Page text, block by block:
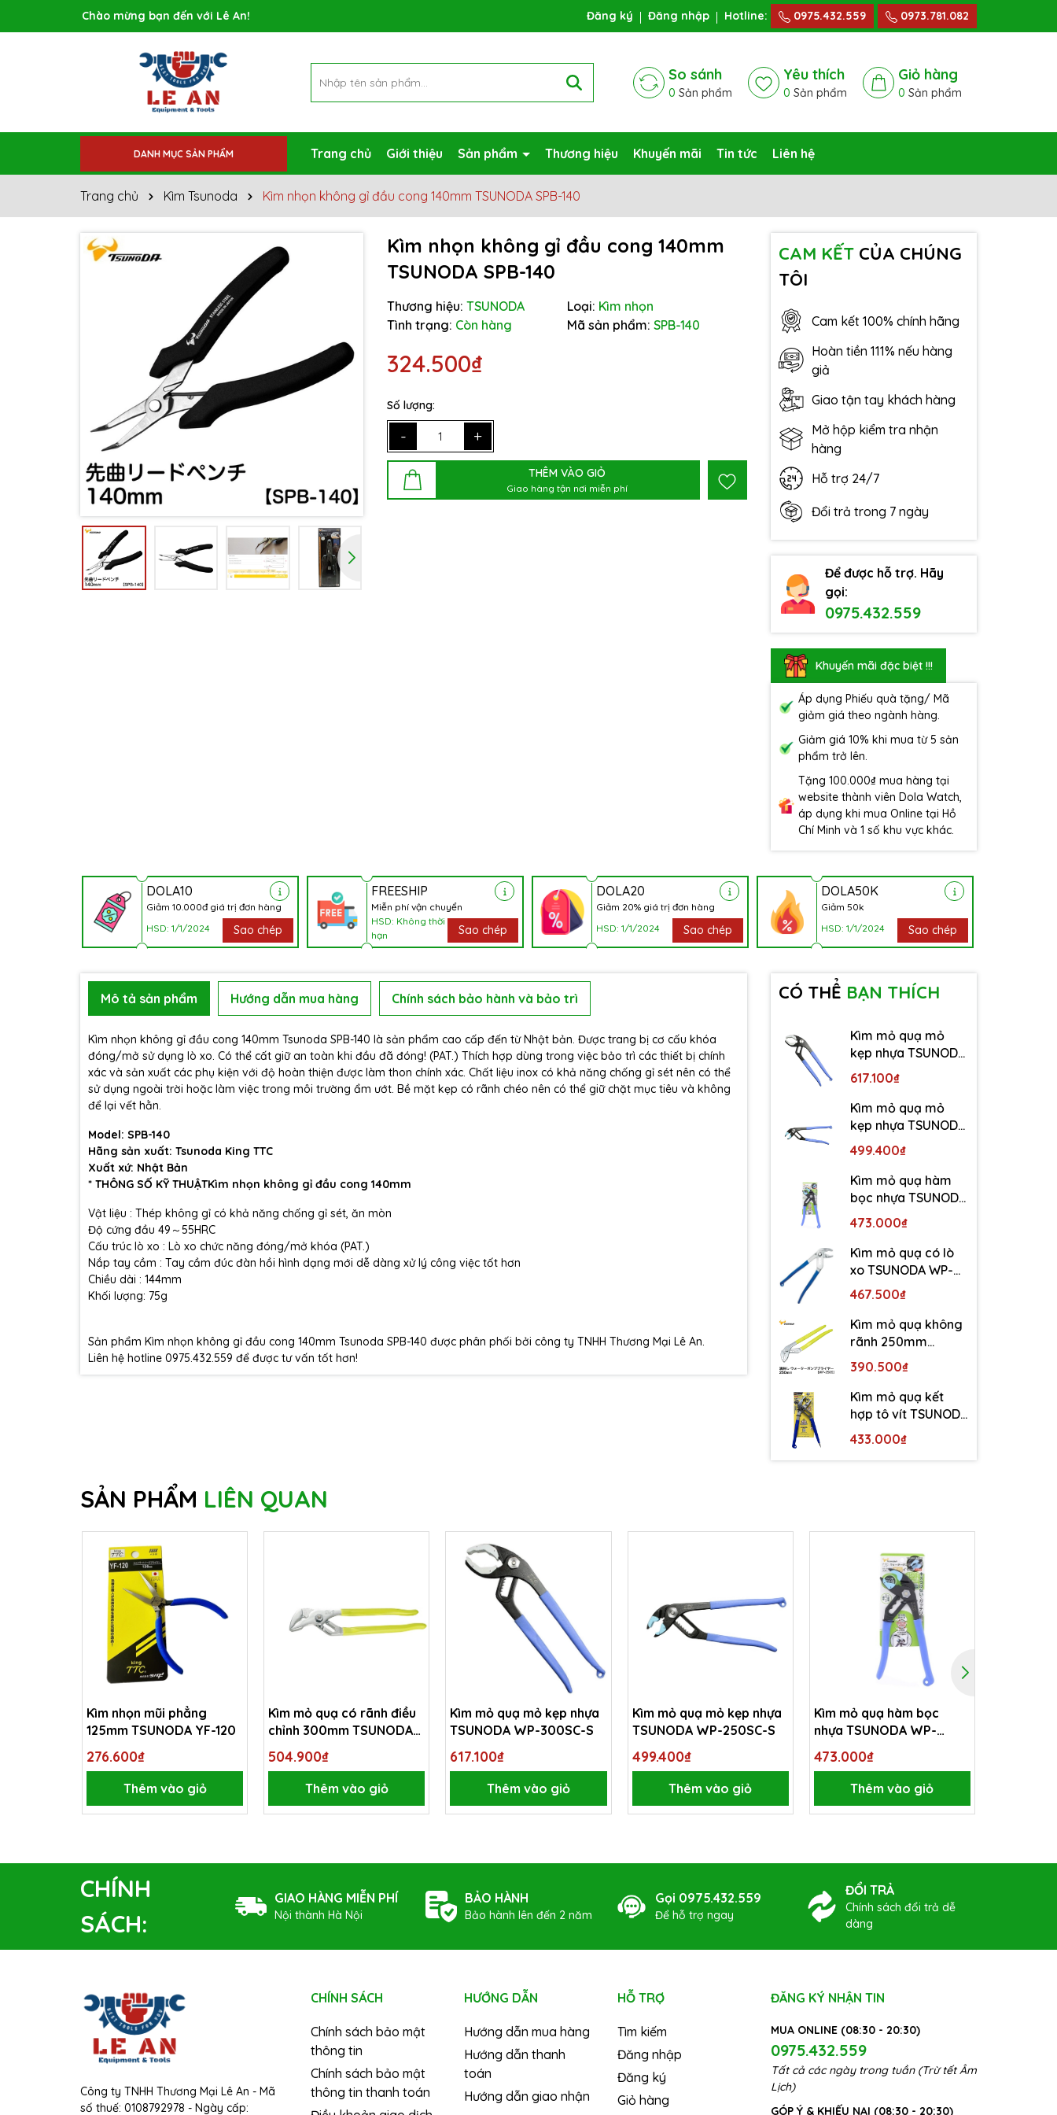
Rất nhiều ưu đãi và chương trình khuyến mãi đang chờ đợi bạn Đăng ký Đăng nhập Hotline: 0975.432.559 0973.781.082
So sánh
0 Sản phẩm
Yêu thích
0 Sản phẩm
Giỏ hàng
0 Sản phẩm
DANH MỤC SẢN PHẨM Trang chủ Giới thiệu Sản phẩm Thương hiệu Khuyến mãi Tin tức Liên hệ
Trang chủ Kìm Tsunoda Kìm nhọn không gỉ đầu cong 140mm TSUNODA SPB-140
Kìm nhọn không gỉ đầu cong 140mm
TSUNODA SPB-140
Thương hiệu: TSUNODA Loại: Kìm nhọn
Tình trạng: Còn hàng Mã sản phẩm: SPB-140
324.500₫
Số lượng:
- +
THÊM VÀO GIỎ
Giao hàng tận nơi miễn phí
CAM KẾTCỦA CHÚNG
TÔI
Cam kết 100% chính hãng
Hoàn tiền 111% nếu hàng
giả
Giao tận tay khách hàng
Mở hộp kiểm tra nhận
hàng
Hỗ trợ 24/7
Đổi trả trong 7 ngày
Để được hỗ trợ. Hãy
gọi:
0975.432.559
Khuyến mãi đặc biệt !!!
Áp dụng Phiếu quà tặng/ Mã
giảm giá theo ngành hàng.
Giảm giá 10% khi mua từ 5 sản
phẩm trở lên.
Tặng 100.000₫ mua hàng tại
website thành viên Dola Watch,
áp dụng khi mua Online tại Hồ
Chí Minh và 1 số khu vực khác.
DOLA10
Giảm 10.000đ giá trị đơn hàng
HSD: 1/1/2024
Sao chép
FREESHIP
Miễn phí vận chuyển
HSD: Không thời
hạn
Sao chép
DOLA20
Giảm 20% giá trị đơn hàng
HSD: 1/1/2024
Sao chép
DOLA50K
Giảm 50k
HSD: 1/1/2024
Sao chép
Ngày hết hạn:
Mô tả sản phẩm Hướng dẫn mua hàng Chính sách bảo hành và bảo trì
Kìm nhọn không gỉ đầu cong 140mm Tsunoda SPB-140 là sản phẩm cao cấp đến từ Nhật bản. Được trang bị cơ cấu khóa
đóng/mở sử dụng lò xo. Có thể cất giữ an toàn khi đầu đã đóng! (PAT.) Thích hợp dùng trong việc bảo trì các thiết bị chính
xác và sản xuất các phụ kiện với độ hoàn thiện được làm thon chính xác. Chất liệu inox có khả năng chống gỉ sét nên có thể
sử dụng ngoài trời hoặc làm việc trong môi trường ẩm ướt. Bề mặt kẹp có rãnh chéo nên có thể giữ chặt mục tiêu và không
để lại vết hằn.
Model: SPB-140
Hãng sản xuất: Tsunoda King TTC
Xuất xứ: Nhật Bản
* THÔNG SỐ KỸ THUẬTKìm nhọn không gỉ đầu cong 140mm
Vật liệu : Thép không gỉ có khả năng chống gỉ sét, ăn mòn
Độ cứng đầu 49～55HRC
Cấu trúc lò xo : Lò xo chức năng đóng/mở khóa (PAT.)
Nắp tay cầm : Tay cầm đúc đàn hồi hình dạng mới dễ dàng xử lý công việc tốt hơn
Chiều dài : 144mm
Khối lượng: 75g
Sản phẩm Kìm nhọn không gỉ đầu cong 140mm Tsunoda SPB-140 được phân phối bởi công ty TNHH Thương Mại Lê An.
Liên hệ hotline 0975.432.559 để được tư vấn tốt hơn!
CÓ THỂ BẠN THÍCH
Kìm mỏ quạ mỏ
kẹp nhựa TSUNODA
WP-300SC-S
617.100₫
Kìm mỏ quạ mỏ
kẹp nhựa TSUNODA
WP-250SC-S
499.400₫
Kìm mỏ quạ hàm
bọc nhựa TSUNODA
WP-200SC-S
473.000₫
Kìm mỏ quạ có lò
xo TSUNODA WP-
250SS
467.500₫
Kìm mỏ quạ không
rãnh 250mm
TSUNODA WP-250S
390.500₫
Kìm mỏ quạ kết
hợp tô vít TSUNODA
WP-200DS
433.000₫
SẢN PHẨM LIÊN QUAN
Kìm nhọn mũi phẳng
125mm TSUNODA YF-120
276.600₫
Thêm vào giỏ
Kìm mỏ quạ có rãnh điều
chỉnh 300mm TSUNODA
WP-300
504.900₫
Thêm vào giỏ
Kìm mỏ quạ mỏ kẹp nhựa
TSUNODA WP-300SC-S
617.100₫
Thêm vào giỏ
Kìm mỏ quạ mỏ kẹp nhựa
TSUNODA WP-250SC-S
499.400₫
Thêm vào giỏ
Kìm mỏ quạ hàm bọc
nhựa TSUNODA WP-
200SC-S
473.000₫
Thêm vào giỏ
CHÍNH
SÁCH:
GIAO HÀNG MIỄN PHÍ
Nội thành Hà Nội
BẢO HÀNH
Bảo hành lên đến 2 năm
Gọi 0975.432.559
Để hỗ trợ ngay
ĐỔI TRẢ
Chính sách đổi trả dễ
dàng
Công ty TNHH Thương Mại Lê An - Mã
số thuế: 0108792978 - Ngày cấp:
CHÍNH SÁCH
Chính sách bảo mật
thông tin
Chính sách bảo mật
thông tin thanh toán
HƯỚNG DẪN
Hướng dẫn mua hàng
Hướng dẫn thanh
toán
Hướng dẫn giao nhận
HỖ TRỢ
Tìm kiếm
Đăng nhập
Đăng ký
Giỏ hàng
ĐĂNG KÝ NHẬN TIN
MUA ONLINE (08:30 - 20:30)
0975.432.559
Tất cả các ngày trong tuần (Trừ tết Âm
Lịch)
GÓP Ý & KHIẾU NẠI (08:30 - 20:30)